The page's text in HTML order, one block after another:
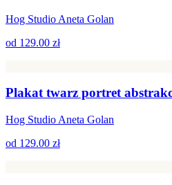
Hog Studio Aneta Golan
od 129.00 zł
Plakat twarz portret
Hog Studio Aneta Golan
od 129.00 zł